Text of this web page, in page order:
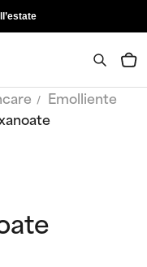
Emolliente